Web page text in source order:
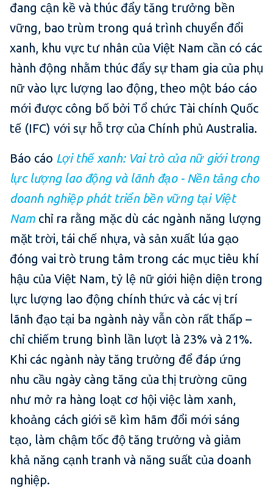
đang cận kề và thúc đẩy tăng trưởng bền
vững, bao trùm trong quá trình chuyển đổi
xanh, khu vực tư nhân của Việt Nam cần có các
hành động nhằm thúc đẩy sự tham gia của phụ
nữ vào lực lượng lao động, theo một báo cáo
mới được công bố bởi Tổ chức Tài chính Quốc
tế (IFC) với sự hỗ trợ của Chính phủ Australia.
Báo cáo Lợi thế xanh: Vai trò của nữ giới trong
lực lượng lao động và lãnh đạo - Nền tảng cho
doanh nghiệp phát triển bền vững tại Việt
Nam chỉ ra rằng mặc dù các ngành năng lượng
mặt trời, tái chế nhựa, và sản xuất lúa gạo
đóng vai trò trung tâm trong các mục tiêu khí
hậu của Việt Nam, tỷ lệ nữ giới hiện diện trong
lực lượng lao động chính thức và các vị trí
lãnh đạo tại ba ngành này vẫn còn rất thấp –
chỉ chiếm trung bình lần lượt là 23% và 21%.
Khi các ngành này tăng trưởng để đáp ứng
nhu cầu ngày càng tăng của thị trường cũng
như mở ra hàng loạt cơ hội việc làm xanh,
khoảng cách giới sẽ kìm hãm đổi mới sáng
tạo, làm chậm tốc độ tăng trưởng và giảm
khả năng cạnh tranh và năng suất của doanh
nghiệp.